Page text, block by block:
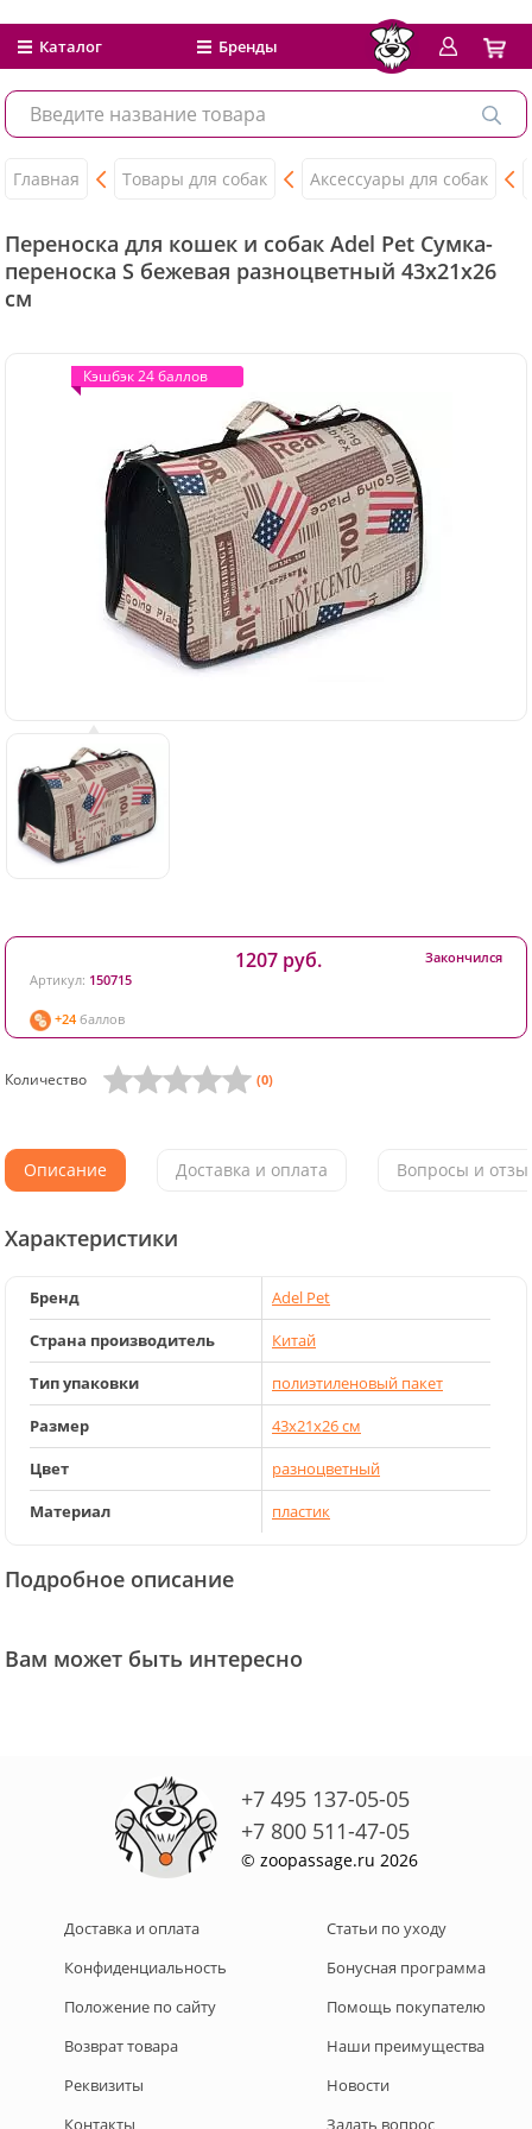
Каталог Бренды
Главная Товары для собак Аксессуары для собак
Переноска для кошек и собак Adel Pet Сумка-
переноска S бежевая разноцветный 43x21x26
см
Кэшбэк 24 баллов
Кэшбэк 24 баллов
Артикул: 150715
+24 баллов
1207 руб. Закончился
Количество (0)
Описание Доставка и оплата Вопросы и
Характеристики
Бренд
Adel Pet
Страна производитель
Китай
Тип упаковки
полиэтиленовый пакет
Размер
43x21x26 см
Цвет
разноцветный
Материал
пластик
Подробное описание
Вам может быть интересно
+7 495 137-05-05
+7 800 511-47-05
© zoopassage.ru 2026
Доставка и оплата
Конфиденциальность
Положение по сайту
Возврат товара
Реквизиты
Контакты
Статьи по уходу
Бонусная программа
Помощь покупателю
Наши преимущества
Новости
Задать вопрос